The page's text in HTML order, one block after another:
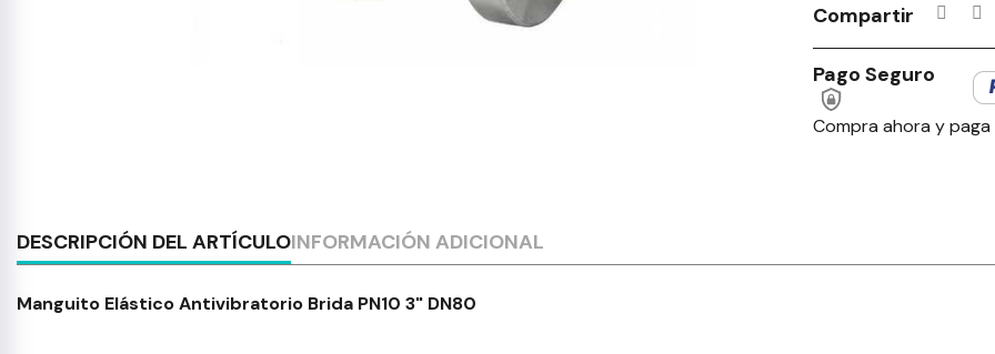
Compartir
Pago Seguro
Compra ahora y
DESCRIPCIÓN DEL ARTÍCULOINFORMACIÓN ADICIONAL
Manguito Elástico Antivibratorio Brida PN10 3" DN80